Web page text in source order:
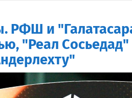
РФШ и
"Реал